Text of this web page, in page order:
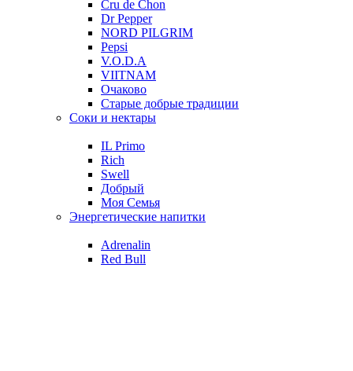
Cru de Chon
Dr Pepper
NORD PILGRIM
Pepsi
V.O.D.A
VIITNAM
Очаково
Старые добрые традиции
Соки и нектары
IL Primo
Rich
Swell
Добрый
Моя Семья
Энергетические напитки
Adrenalin
Red Bull